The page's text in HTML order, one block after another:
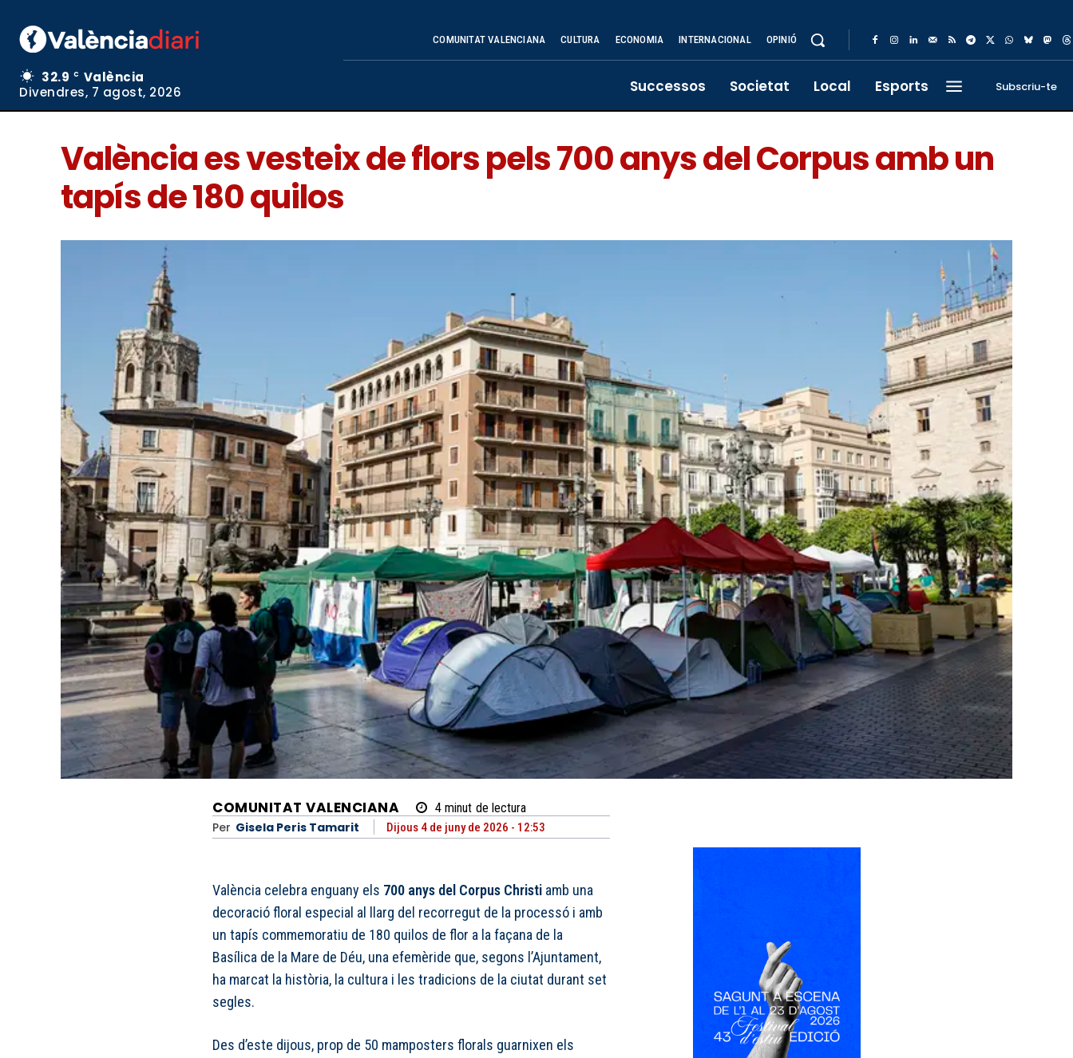
32.9 C
València
Divendres, 7 agost, 2026
COMUNITAT VALENCIANA CULTURA ECONOMIA INTERNACIONAL OPINIÓ
Successos Societat Local Esports Subscriu-te
València es vesteix de flors pels 700 anys del Corpus amb un
tapís de 180 quilos
COMUNITAT VALENCIANA 4 minut de lectura
Per Gisela Peris Tamarit Dijous 4 de juny de 2026 - 12:53
València celebra enguany els 700 anys del Corpus Christi amb una
decoració floral especial al llarg del recorregut de la processó i amb
un tapís commemoratiu de 180 quilos de flor a la façana de la
Basílica de la Mare de Déu, una efemèride que, segons l’Ajuntament,
ha marcat la història, la cultura i les tradicions de la ciutat durant set
segles.
Des d’este dijous, prop de 50 mamposters florals guarnixen els